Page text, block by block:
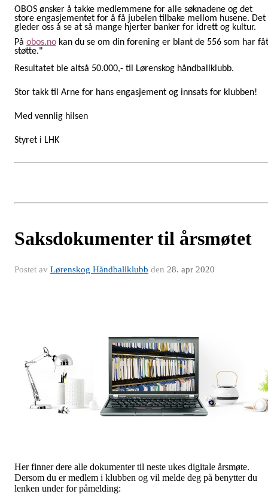
OBOS ønsker å takke medlemmene for alle søknadene og det
store engasjementet for å få jubelen tilbake mellom husene. Det
gleder oss å se at så mange hjerter banker for idrett og kultur.
På obos.no kan du se om din forening er blant de 556 som har
støtte."
Resultatet ble altså 50.000,- til Lørenskog håndballklubb.
Stor takk til Arne for hans engasjement og innsats for klubben!
Med vennlig hilsen
Styret i LHK
Saksdokumenter til årsmøtet
Postet av Lørenskog Håndballklubb den 28. apr 2020
Her finner dere alle dokumenter til neste ukes digitale årsmøte.
Dersom du er medlem i klubben og vil melde deg på benytter du
lenken under for påmelding: